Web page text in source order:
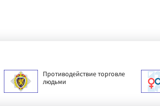
Противодействие торговле
людьми